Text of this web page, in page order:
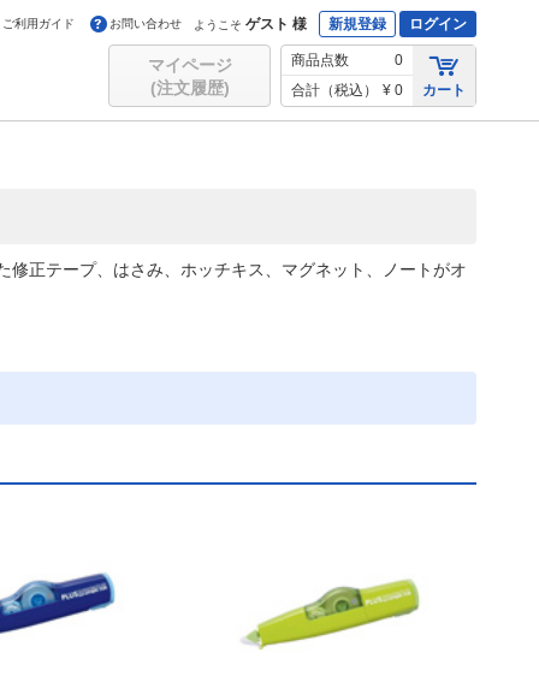
ご利用ガイド お問い合わせ ようこそ ゲスト 様 新規登録 ログイン
マイページ
(注文履歴)
商品点数
0
合計（税込）
¥ 0 カート
正テープ、はさみ、ホッチキス、マグネット、ノートがオ